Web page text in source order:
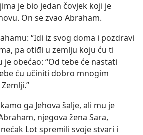
je bio jedan čovjek koji je
On se zvao Abraham.
“Idi iz svog doma i pozdravi
pa otiđi u zemlju koju ću ti
je obećao: “Od tebe će nastati
ću učiniti dobro mnogim
ga Jehova šalje, ali mu je
njegova žena Sara,
Lot spremili svoje stvari i